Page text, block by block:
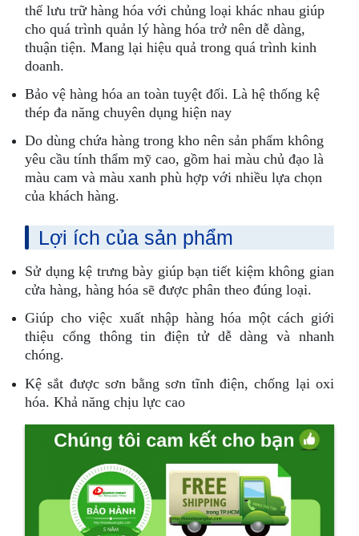
thể lưu trữ hàng hóa với chủng loại khác nhau giúp
cho quá trình quản lý hàng hóa trở nên dễ dàng,
thuận tiện. Mang lại hiệu quả trong quá trình kinh
doanh.
Bảo vệ hàng hóa an toàn tuyệt đối. Là hệ thống kệ
thép đa năng chuyên dụng hiện nay
Do dùng chứa hàng trong kho nên sản phẩm không
yêu cầu tính thẩm mỹ cao, gồm hai màu chủ đạo là
màu cam và màu xanh phù hợp với nhiều lựa chọn
của khách hàng.
Lợi ích của sản phẩm
Sử dụng kệ trưng bày giúp bạn tiết kiệm không gian
cửa hàng, hàng hóa sẽ được phân theo đúng loại.
Giúp cho việc xuất nhập hàng hóa một cách giới
thiệu cổng thông tin điện tử dễ dàng và nhanh
chóng.
Kệ sắt được sơn bằng sơn tĩnh điện, chống lại oxi
hóa. Khả năng chịu lực cao